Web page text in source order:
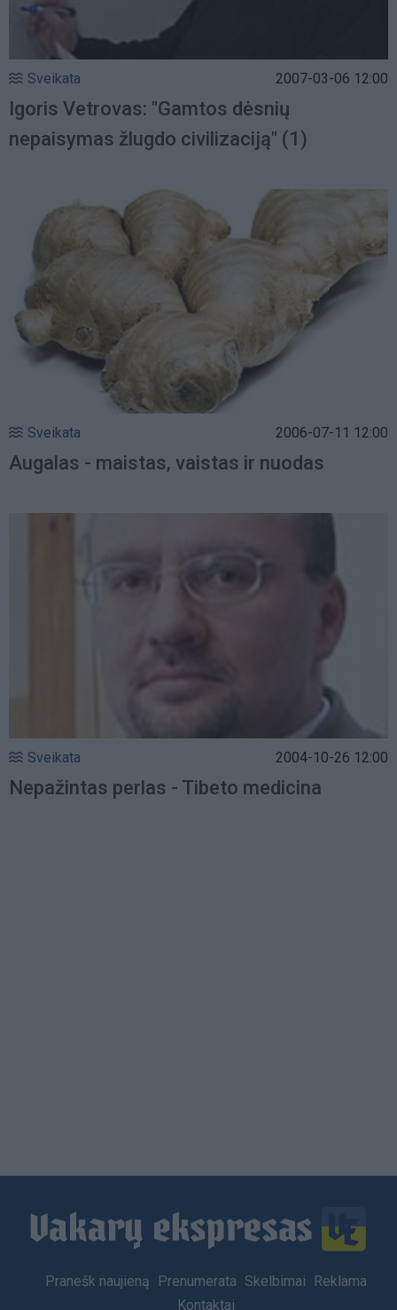
Sveikata 2007-03-06 12:00
Igoris Vetrovas: "Gamtos dėsnių
nepaisymas žlugdo civilizaciją" (1)
Sveikata 2006-07-11 12:00
Augalas - maistas, vaistas ir nuodas
Sveikata 2004-10-26 12:00
Nepažintas perlas - Tibeto medicina
Footer
Pranešk naujieną Prenumerata Skelbimai
Reklama
Kontaktai